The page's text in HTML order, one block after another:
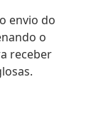
envio do
o
receber